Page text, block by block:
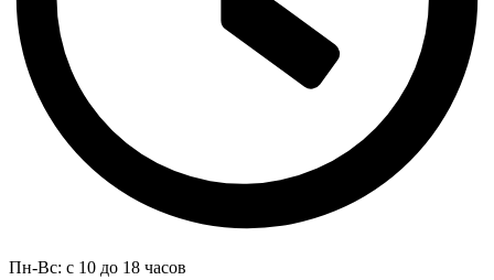
Пн-Вс: с 10 до 18 часов